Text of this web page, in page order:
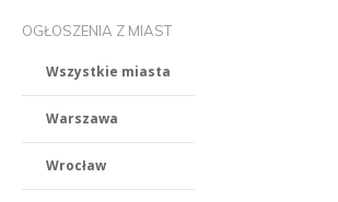
OGŁOSZENIA Z MIAST
Wszystkie miasta
Warszawa
Wrocław